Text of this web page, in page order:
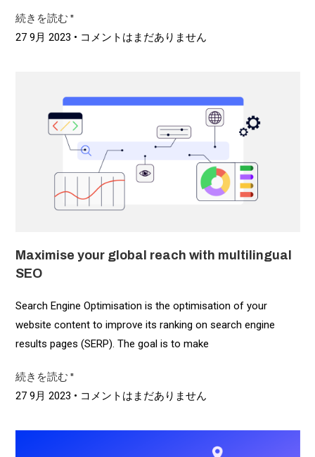
続きを読む "
27 9月 2023 コメントはまだありません
Maximise your global reach with multilingual
SEO
Search Engine Optimisation is the optimisation of your
website content to improve its ranking on search engine
results pages (SERP). The goal is to make
続きを読む "
27 9月 2023 コメントはまだありません